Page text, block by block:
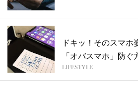
ドキッ！そのスマホ
「オバスマホ」防ぐ
LIFESTYLE